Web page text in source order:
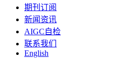
期刊订阅
新闻资讯
AIGC自检
联系我们
English